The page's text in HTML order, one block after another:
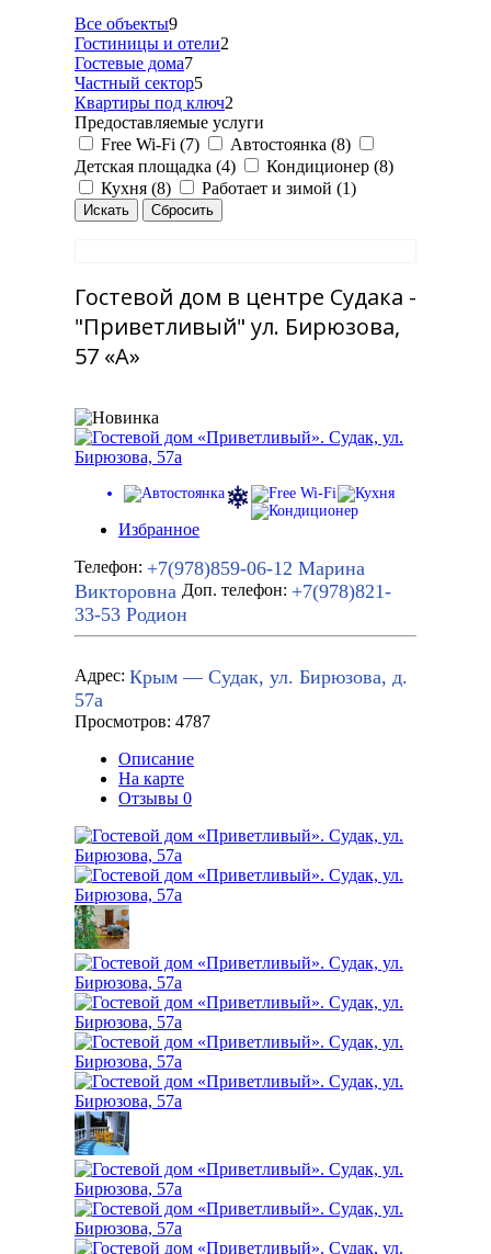
Все объекты9
Гостиницы и отели2
Гостевые дома7
Частный сектор5
Квартиры под ключ2
Предоставляемые услуги
Free Wi-Fi (7)
Автостоянка (8)
Детская площадка (4)
Кондиционер (8)
Кухня (8)
Работает и зимой (1)
Гостевой дом в центре Судака -
"Приветливый" ул. Бирюзова,
57 «А»
Избранное
Телефон: +7(978)859-06-12 Марина
Викторовна Доп. телефон: +7(978)821-
33-53 Родион
Адрес: Крым — Судак, ул. Бирюзова, д.
57а
Просмотров: 4787
Описание
На карте
Отзывы 0